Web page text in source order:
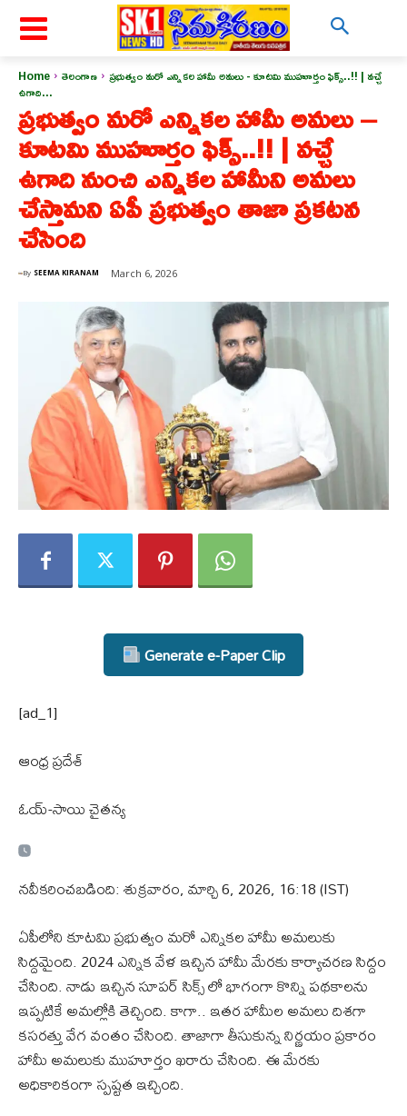
Home తెలంగాణ ప్రభుత్వం మరో ఎన్నికల హామీ అమలు - కూటమి ముహూర్తం ఫిక్స్..!! | వచ్చే
ఉగాది...
ప్రభుత్వం మరో ఎన్నికల హామీ అమలు –
కూటమి ముహూర్తం ఫిక్స్..!! | వచ్చే
ఉగాది నుంచి ఎన్నికల హామీని అమలు
చేస్తామని ఏపీ ప్రభుత్వం తాజా ప్రకటన
చేసింది
By SEEMA KIRANAM March 6, 2026
Generate e-Paper Clip
[ad_1]
ఆంధ్ర ప్రదేశ్
ఓయ్-సాయి చైతన్య
నవీకరించబడింది: శుక్రవారం, మార్చి 6, 2026, 16:18 (IST)
ఏపీలోని కూటమి ప్రభుత్వం మరో ఎన్నికల హామీ అమలుకు
సిద్దమైంది. 2024 ఎన్నిక వేళ ఇచ్చిన హామీ మేరకు కార్యాచరణ సిద్దం
చేసింది. నాడు ఇచ్చిన సూపర్ సిక్స్ లో భాగంగా కొన్ని పథకాలను
ఇప్పటికే అమల్లోకి తెచ్చింది. కాగా.. ఇతర హామీల అమలు దిశగా
కసరత్తు వేగ వంతం చేసింది. తాజాగా తీసుకున్న నిర్ణయం ప్రకారం
హామీ అమలుకు ముహూర్తం ఖరారు చేసింది. ఈ మేరకు
అధికారికంగా స్పష్టత ఇచ్చింది.